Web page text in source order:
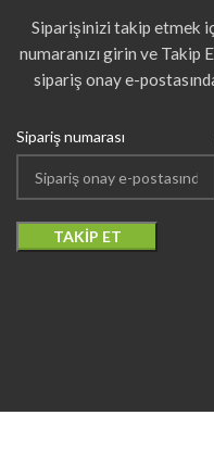
Siparişinizi takip etmek
numaranızı girin ve Takip
sipariş onay e-
Sipariş numarası
TAKIP ET